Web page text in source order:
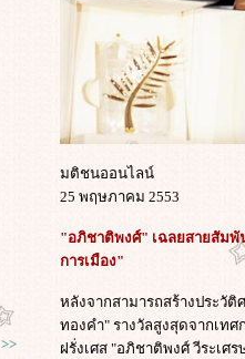
>>
มติชนออนไลน์
25 พฤษภาคม 2553
"อภิชาติพงศ์" เฉลยสายสัม
การเมือง"
หลังจากสามารถสร้างประวัติ
ทองคำ" รางวัลสูงสุดจากเท
ฝรั่งเศส "อภิชาติพงศ์ วีระเศ